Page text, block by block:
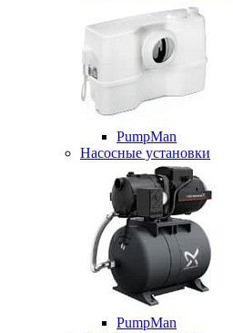
PumpMan
Насосные установки
PumpMan